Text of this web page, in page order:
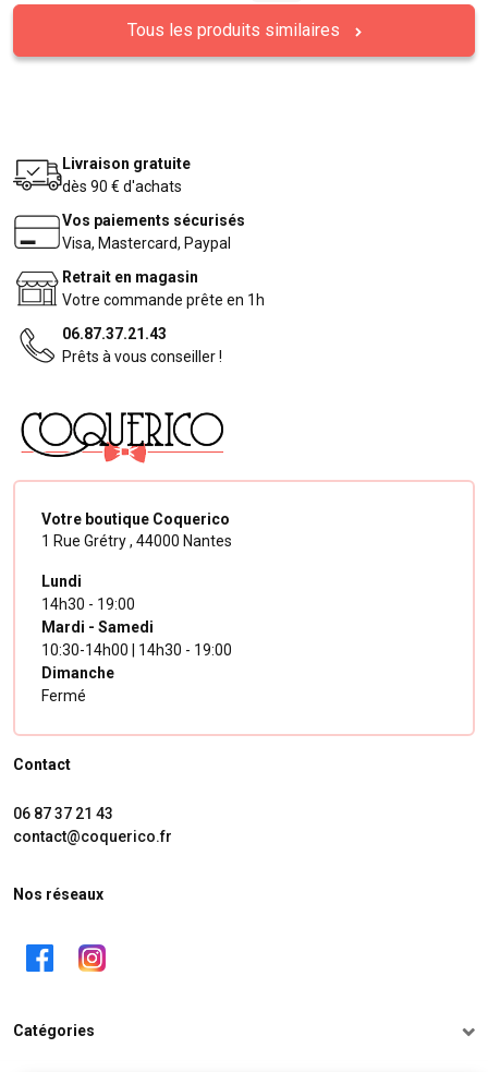
Tous les produits similaires
Livraison gratuite
dès 90 € d'achats
Vos paiements sécurisés
Visa, Mastercard, Paypal
Retrait en magasin
Votre commande prête en 1h
06.87.37.21.43
Prêts à vous conseiller !
Votre boutique Coquerico
1 Rue Grétry , 44000 Nantes
Lundi
14h30 - 19:00
Mardi - Samedi
10:30-14h00 | 14h30 - 19:00
Dimanche
Fermé
Contact
06 87 37 21 43
contact@coquerico.fr
Nos réseaux
Catégories